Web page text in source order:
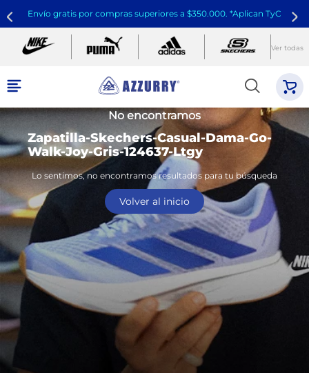
Envío gratis por compras superiores a $350.000. *Aplican TyC
Ver todas
No encontramos
Zapatilla-Skechers-Casual-Dama-Go-
Walk-Joy-Gris-124637-Ltgy
Lo sentimos, no encontramos resultados para tu búsqueda
Volver al inicio